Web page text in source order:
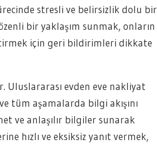
stresli ve belirsizlik dolu bir
bir yaklaşım sunmak, onların
için geri bildirimleri dikkate
Uluslararası evden eve nakliyat
tüm aşamalarda bilgi akışını
ve anlaşılır bilgiler sunarak
hızlı ve eksiksiz yanıt vermek,